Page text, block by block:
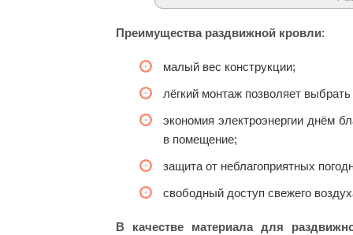
Преимущества раздвижной кровли:
малый вес конструкции;
лёгкий монтаж позволяет
экономия электроэнергии днём
в помещение;
защита от неблагоприятных
свободный доступ свежего
В качестве материала для